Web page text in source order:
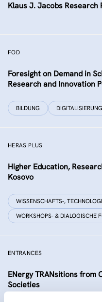
Klaus J. Jacobs Research
FOD
Foresight on Demand in
Research and Innovation
BILDUNG DIGITALISIERUNG
HERAS PLUS
Higher Education,
Kosovo
WISSENSCHAFTS-,
WORKSHOPS- & DIALOGISCHE
ENTRANCES
ENergy TRANsitions from
Societies